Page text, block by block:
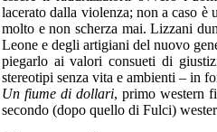
lacerato dalla violenza; non a caso è
molto e non scherza mai. Lizzani
Leone e degli artigiani del nuovo
piegarlo ai valori consueti di
stereotipi senza vita e ambienti – in
Un fiume di dollari, primo western
secondo (dopo quello di Fulci)